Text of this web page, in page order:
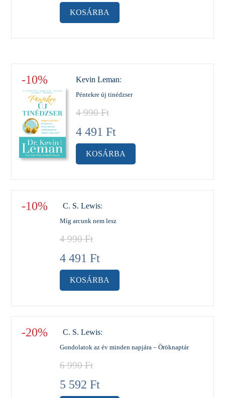
KOSÁRBA
-10% Kevin Leman:
Péntekre új tinédzser
4 990Ft
4 491 Ft
KOSÁRBA
-10% C. S. Lewis:
Míg arcunk nem lesz
4 990Ft
4 491 Ft
KOSÁRBA
-20% C. S. Lewis:
Gondolatok az év minden napjára – Öröknaptár
6 990Ft
5 592 Ft